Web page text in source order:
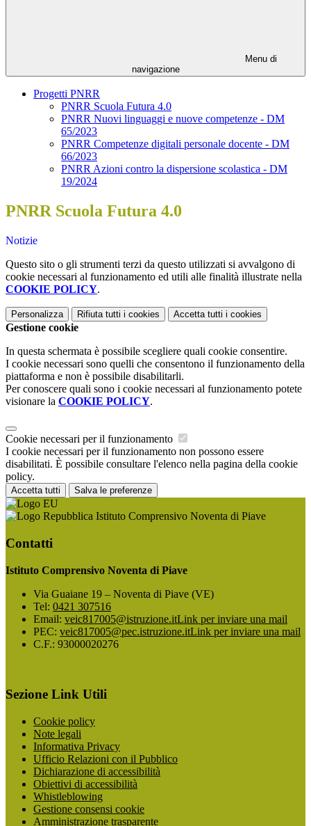
Menu di
navigazione
Progetti PNRR
PNRR Scuola Futura 4.0
PNRR Nuovi linguaggi e nuove competenze - DM
65/2023
PNRR Competenze digitali personale docente - DM
66/2023
PNRR Azioni contro la dispersione scolastica - DM
19/2024
PNRR Scuola Futura 4.0
Notizie
Questo sito o gli strumenti terzi da questo utilizzati si avvalgono di
cookie necessari al funzionamento ed utili alle finalità illustrate nella
COOKIE POLICY.
Personalizza Rifiuta tutti i cookies Accetta tutti i cookies
Gestione cookie
In questa schermata è possibile scegliere quali cookie consentire.
I cookie necessari sono quelli che consentono il funzionamento della
piattaforma e non è possibile disabilitarli.
Per conoscere quali sono i cookie necessari al funzionamento potete
visionare la COOKIE POLICY.
Cookie necessari per il funzionamento
I cookie necessari per il funzionamento non possono essere
disabilitati. È possibile consultare l'elenco nella pagina della cookie
policy.
Accetta tutti Salva le preferenze
Istituto Comprensivo Noventa di Piave
Contatti
Istituto Comprensivo Noventa di Piave
Via Guaiane 19 – Noventa di Piave (VE)
Tel: 0421 307516
Email: veic817005@istruzione.itLink per inviare una mail
PEC: veic817005@pec.istruzione.itLink per inviare una mail
C.F.: 93000020276
Sezione Link Utili
Cookie policy
Note legali
Informativa Privacy
Ufficio Relazioni con il Pubblico
Dichiarazione di accessibilità
Obiettivi di accessibilità
Whistleblowing
Gestione consensi cookie
Amministrazione trasparente